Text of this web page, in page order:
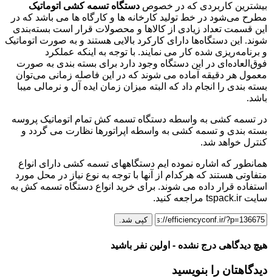
بیشترین کاربردی که در خصوص دستگاه تسمه کشی اتوماتیک
مطرح می‌شود در خط تولید کارخانه ها و کارگاه ها می باشد که در
این قسمت تعداد زیادی از کالاها و محصولات قرار است بسته‌بندی
شوند. این دستگاه‌ها دارای کارکرد بالایی هستند و به صورت اتوماتیک
و برنامه‌ریزی شده کار می نمایند. با توجه به اینکه عملکرد
فوق‌العاده‌ای در این دستگاه وجود دارد برای بسته بندی به صورت
معمول هر دقیقه آماده می شوند که در این فاصله زمانی می‌توان
بسته بندی را انجام داد که البته میزان زمان ایده آل و نرمالی میبا
باشد.
در تسمه کشی به واسطه دستگاه تسمه کش تمام اتوماتیک پروسه
بسته بندی و تسمه کشی به واسطه اپراتورها نظارت می گردد و
کنترل خواهد شد.
همانطور که اشاره نموده ایم دستگاههای تسمه کشی دارای انواع
متفاوتی هستند که هرکدام از آنها با توجه به نوع نیاز در محل مورد
استفاده قرار داده می شوند. برای خرید انواع دستگاه تسمه کش به
سایت tspack.ir مراجعه کنید.
کپی شد.
هیچ دیدگاهی درج نشده - اولین نفر باشید
دیدگاهتان را بنویسید